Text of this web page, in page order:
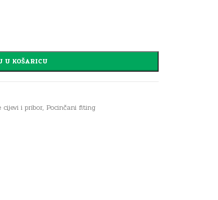
U KOŠARICU
cijevi i pribor, Pocinčani fiting